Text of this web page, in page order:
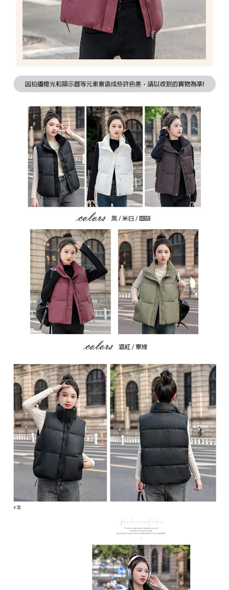
１．透過由恩沛科技股份有限公司提供之「AFTEE先享後付」服務完成之交
易，需依本服務之必要範圍內提供個人資料，並將交易相關給付款項請求債
權轉讓予恩沛科技股份有限公司。
２．關於個人資料處理事宜，請瀏覽以下網址：
https://aftee.tw/terms/#terms3
３．未成年的使用者請事先徵得法定代理人或監護人之同意方可使用
「AFTEE先享後付」，若未經同意申辦者引起之損失，本公司不負相關責
４．使用「AFTEE先享後付」時，將依據個別帳號之用戶狀況，依本公司即
時審查核予不同之上限額度；若仍有額度不足之情形，本公司將視審查結果
５．嚴禁一人註冊多個帳號或使用他人資訊註冊。若發現惡意使用之情形，
恩沛科技股份有限公司將有權停止該用戶之使用額度並採取法律行動。
宅配離島
每筆NT$100，滿NT$1,500(含以上)免運費